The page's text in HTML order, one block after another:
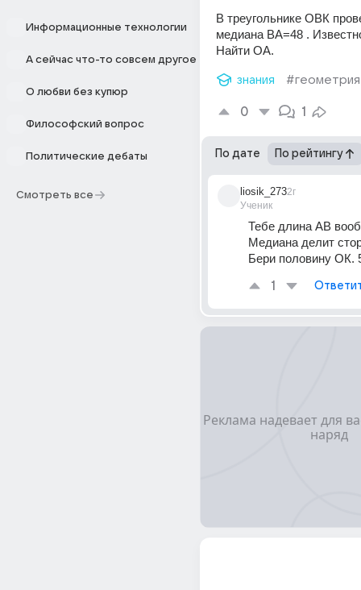
Информационные технологии
А сейчас что-то совсем другое
О любви без купюр
Философский вопрос
Политические дебаты
Смотреть все
В треугольнике ОВК
медиана ВА=48 .
Найти ОА.
знания #геометрия
0 1
По дате По рейтингу
liosik_273
Ученик
2г
Тебе длина АВ
Медиана делит
Бери половину ОК.
1